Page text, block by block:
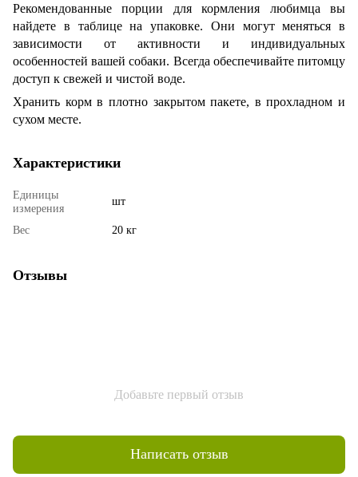
Рекомендованные порции для кормления любимца вы
найдете в таблице на упаковке. Они могут меняться в
зависимости от активности и индивидуальных
особенностей вашей собаки. Всегда обеспечивайте питомцу
доступ к свежей и чистой воде.
Хранить корм в плотно закрытом пакете, в прохладном и
сухом месте.
Характеристики
Единицы
измерения
шт
Вес 20 кг
Отзывы
Добавьте первый отзыв
Написать отзыв